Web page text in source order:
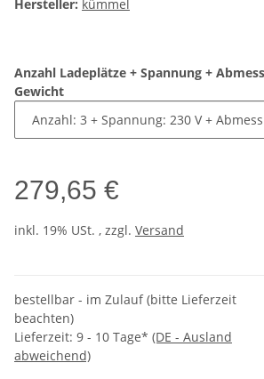
Hersteller: kümmel
Anzahl Ladeplätze + Spannung +
Gewicht
279,65 €
inkl. 19% USt. , zzgl. Versand
bestellbar - im Zulauf (bitte Lieferzeit
beachten)
Lieferzeit: 9 - 10 Tage* (DE - Ausland
abweichend)